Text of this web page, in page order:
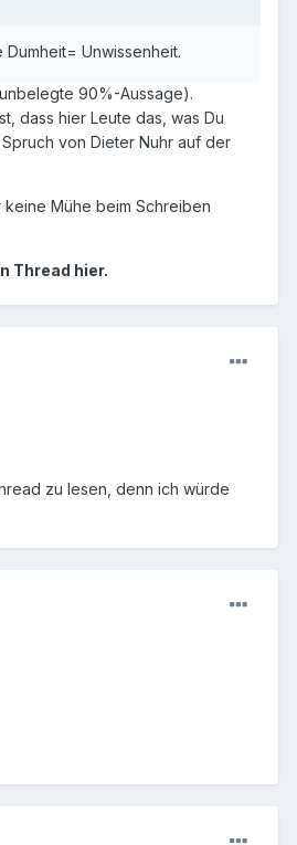
Unwissenheit.
90%-Aussage).
dass hier Leute das, was Du
von Dieter Nuhr auf der
Mühe beim Schreiben
Thread hier.
zu lesen, denn ich würde